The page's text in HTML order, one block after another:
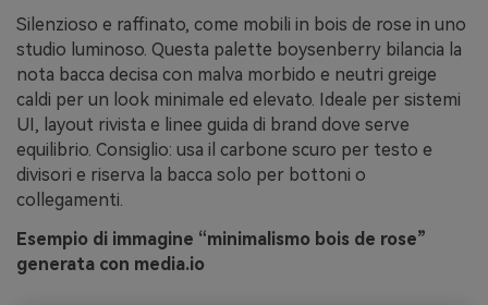
Silenzioso e raffinato, come mobili in bois de rose in uno
studio luminoso. Questa palette boysenberry bilancia la
nota bacca decisa con malva morbido e neutri greige
caldi per un look minimale ed elevato. Ideale per sistemi
UI, layout rivista e linee guida di brand dove serve
equilibrio. Consiglio: usa il carbone scuro per testo e
divisori e riserva la bacca solo per bottoni o
collegamenti.
Esempio di immagine “minimalismo bois de rose”
generata con media.io